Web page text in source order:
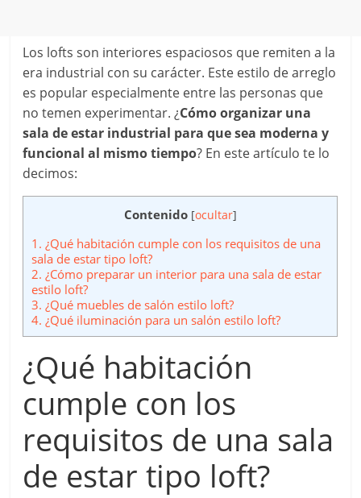
Los lofts son interiores espaciosos que remiten a la
era industrial con su carácter. Este estilo de arreglo
es popular especialmente entre las personas que
no temen experimentar. ¿Cómo organizar una
sala de estar industrial para que sea moderna y
funcional al mismo tiempo? En este artículo te lo
decimos:
Contenido [ocultar]
1. ¿Qué habitación cumple con los requisitos de una
sala de estar tipo loft?
2. ¿Cómo preparar un interior para una sala de estar
estilo loft?
3. ¿Qué muebles de salón estilo loft?
4. ¿Qué iluminación para un salón estilo loft?
¿Qué habitación
cumple con los
requisitos de una sala
de estar tipo loft?